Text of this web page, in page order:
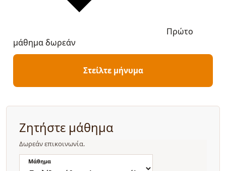
Πρώτο
μάθημα δωρεάν
Στείλτε μήνυμα
Ζητήστε μάθημα
Δωρεάν επικοινωνία.
Μάθημα